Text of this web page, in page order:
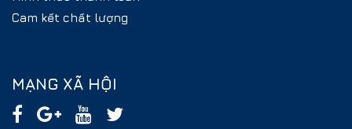
Cam kết chất lượng
MẠNG XÃ HỘI